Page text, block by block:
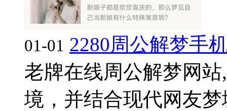
01-01 2280周公解梦手
老牌在线周公解梦网
境，并结合现代网友